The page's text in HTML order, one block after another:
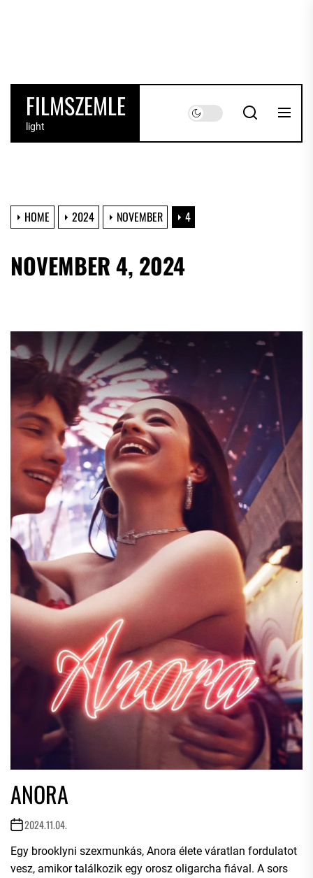
FILMSZEMLE
light
HOME 2024 NOVEMBER 4
NOVEMBER 4, 2024
ANORA
2024.11.04.
Egy brooklyni szexmunkás, Anora élete váratlan fordulatot
vesz, amikor találkozik egy orosz oligarcha fiával. A sors